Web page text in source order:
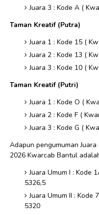
⁠Juara 3 : Kode A (
Taman Kreatif (Putra)
⁠Juara 1 : Kode 15 (
⁠Juara 2 : Kode 13 (
⁠Juara 3 : Kode 10 (
Taman Kreatif (Putri)
⁠Juara 1 : Kode O (
⁠Juara 2 : Kode F (
⁠Juara 3 : Kode G (
Adapun pengumuman
2026 Kwarcab Bantul
Juara Umum I : Kode
5326,5
Juara Umum II : Kode
5320